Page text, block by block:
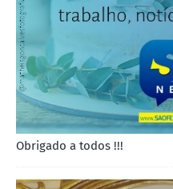
Obrigado a todos !!!